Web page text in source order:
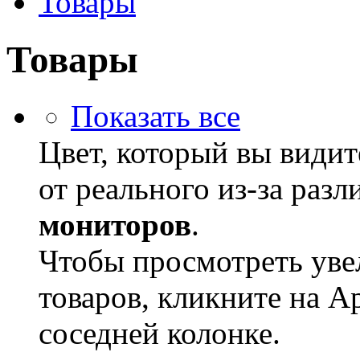
Товары
Показать все
Цвет, который вы
от реального из-за
мониторов.
Чтобы просмотреть
товаров, кликните на
соседней колонке.